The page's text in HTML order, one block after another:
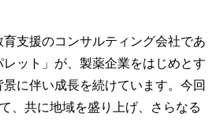
支援のコンサルティング会社であ
ット」が、製薬企業をはじめとす
に伴い成長を続けています。今回
、共に地域を盛り上げ、さらなる